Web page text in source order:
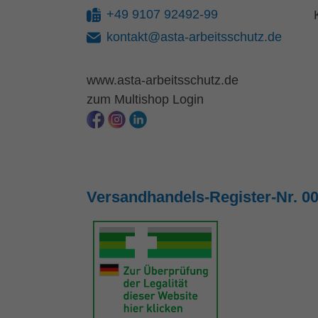
+49 9107 92492-99
kontakt@asta-arbeitsschutz.de
www.asta-arbeitsschutz.de
zum Multishop Login
Versandhandels-Register-Nr.